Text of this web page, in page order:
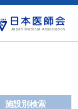
施設別検索